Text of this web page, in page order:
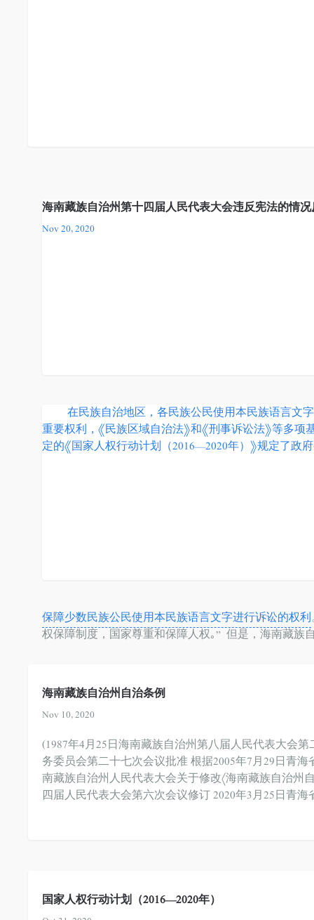
海南藏族自治州第十四届人民代表大会违反宪法的情
Nov 20, 2020
在民族自治地区，各民族公民使用本民族语言文字
重要权利，《民族区域自治法》和《刑事诉讼法》等多
定的《国家人权行动计划（2016—2020年）》规定了政
保障少数民族公民使用本民族语言文字进行诉讼的权利
权保障制度，国家尊重和保障人权｡” 但是，海南藏族
海南藏族自治州自治条例
Nov 10, 2020
(1987年4月25日海南藏族自治州第八届人民代表大会
务委员会第二十七次会议批准 根据2005年7月29日青
南藏族自治州人民代表大会关于修改〈海南藏族自治州
四届人民代表大会第六次会议修订 2020年3月25日青
国家人权行动计划（2016—2020年）